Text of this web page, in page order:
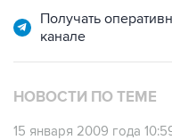
Получать
канале
НОВОСТИ ПО ТЕМЕ
15 января 2009 года